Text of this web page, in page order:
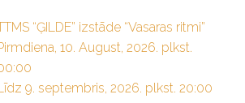
“ĢILDE” izstāde “Vasaras ritmi”
10. August, 2026. plkst.
9. septembris, 2026. plkst. 20:00